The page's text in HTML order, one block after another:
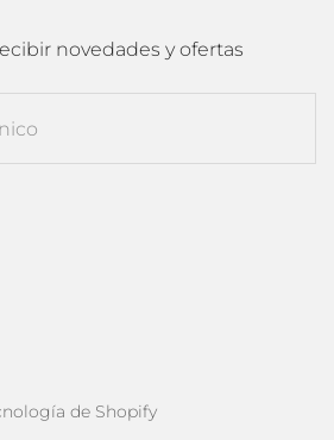
novedades y ofertas
de Shopify